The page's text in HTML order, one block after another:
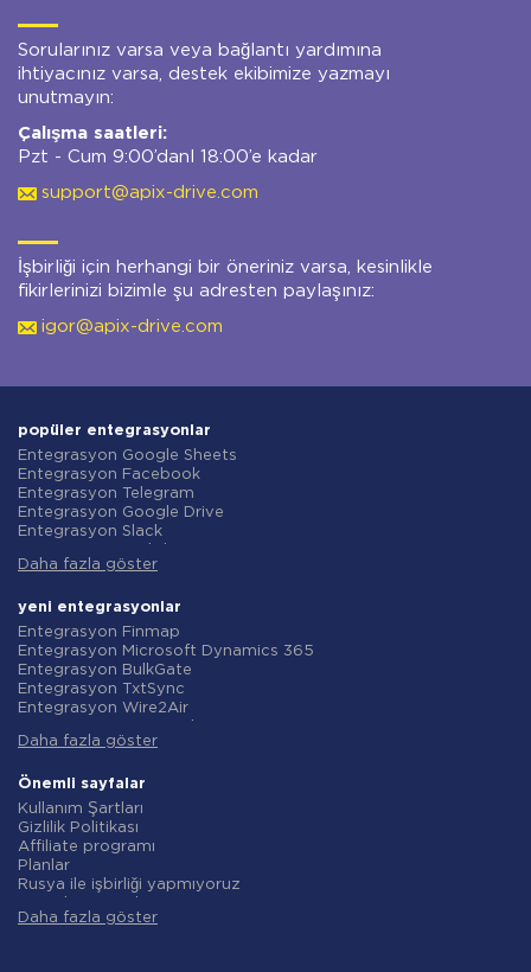
Sorularınız varsa veya bağlantı yardımına
ihtiyacınız varsa, destek ekibimize yazmayı
unutmayın:
Çalışma saatleri:
Pzt - Cum 9:00’danl 18:00’e kadar
support@apix-drive.com
İşbirliği için herhangi bir öneriniz varsa, kesinlikle
fikirlerinizi bizimle şu adresten paylaşınız:
igor@apix-drive.com
popüler entegrasyonlar
Entegrasyon Google Sheets
Entegrasyon Facebook
Entegrasyon Telegram
Entegrasyon Google Drive
Entegrasyon Slack
Entegrasyon Gmail
Entegrasyon ClickUp
Entegrasyon Airtable
Entegrasyon Google Contacts
Entegrasyon OpenAI (ChatGPT)
Entegrasyon Instagram
Entegrasyon ActiveCampaign
Entegrasyon Typeform
Entegrasyon Salesforce CRM
Entegrasyon Notion
Entegrasyon AWeber
Entegrasyon Asana
Entegrasyon ZOHO CRM
Entegrasyon Webhooks
Entegrasyon GetResponse
Entegrasyon WooCommerce
Daha fazla göster
yeni entegrasyonlar
Entegrasyon Finmap
Entegrasyon Microsoft Dynamics 365
Entegrasyon BulkGate
Entegrasyon TxtSync
Entegrasyon Wire2Air
Entegrasyon Infobip
Entegrasyon AtomPark
Entegrasyon TXTImpact
Entegrasyon Campaign Monitor
Entegrasyon CM.com
Entegrasyon D7 Networks
Entegrasyon SMS.to
Entegrasyon SMSGlobal
Entegrasyon Textlocal
Daha fazla göster
Önemli sayfalar
Kullanım Şartları
Gizlilik Politikası
Affiliate programı
Planlar
Rusya ile işbirliği yapmıyoruz
iade politikasi
Daha fazla göster